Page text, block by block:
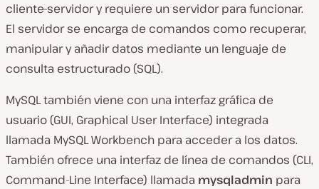
cliente-servidor y requiere un servidor para funcionar.
El servidor se encarga de comandos como recuperar,
manipular y añadir datos mediante un lenguaje de
consulta estructurado (SQL).
MySQL también viene con una interfaz gráfica de
usuario (GUI, Graphical User Interface) integrada
llamada MySQL Workbench para acceder a los datos.
También ofrece una interfaz de línea de comandos (CLI,
Command-Line Interface) llamada mysqladmin para